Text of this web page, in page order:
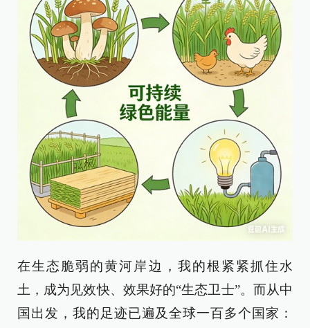
在生态脆弱的黄河岸边，我的根紧紧抓住水
土，成为见效快、效果好的“生态卫士”。而从中
国出发，我的足迹已遍及全球一百多个国家：